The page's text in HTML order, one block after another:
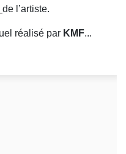
de l’artiste.
réalisé par KMF...